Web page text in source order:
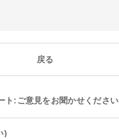
戻る
ト:ご意見をお聞かせください
)